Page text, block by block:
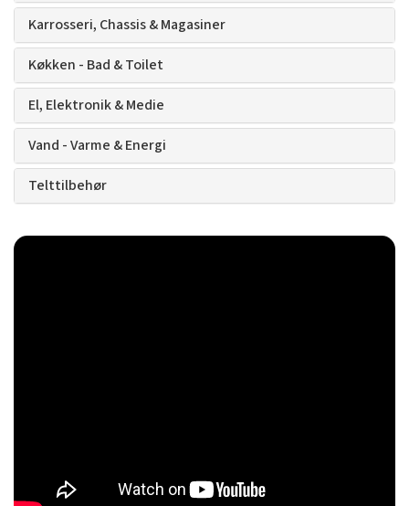
Karrosseri, Chassis & Magasiner
Køkken - Bad & Toilet
El, Elektronik & Medie
Vand - Varme & Energi
Telttilbehør